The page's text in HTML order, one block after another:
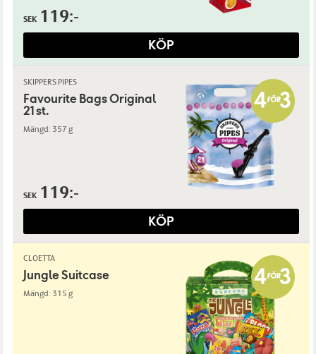
SEK 119:-
KÖP
SKIPPERS PIPES
Favourite Bags Original
21 st.
Mängd: 357 g
SEK 119:-
KÖP
CLOETTA
Jungle Suitcase
Mängd: 315 g